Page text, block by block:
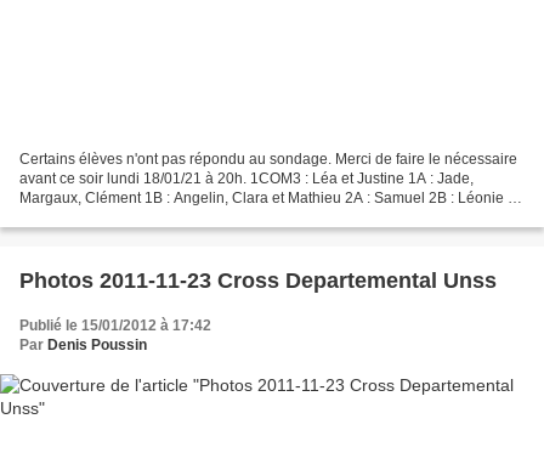
Certains élèves n'ont pas répondu au sondage. Merci de faire le nécessaire
avant ce soir lundi 18/01/21 à 20h. 1COM3 : Léa et Justine 1A : Jade,
Margaux, Clément 1B : Angelin, Clara et Mathieu 2A : Samuel 2B : Léonie et
Photos 2011-11-23 Cross Departemental Unss
Publié le 15/01/2012 à 17:42
Par Denis Poussin